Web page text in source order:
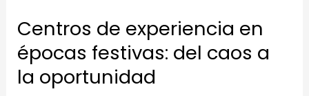
Centros de experiencia en
épocas festivas: del caos a
la oportunidad
caos
a
la
oportunidad